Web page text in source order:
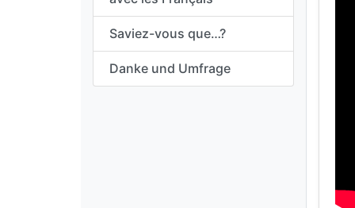
Saviez-vous que…?
Danke und Umfrage